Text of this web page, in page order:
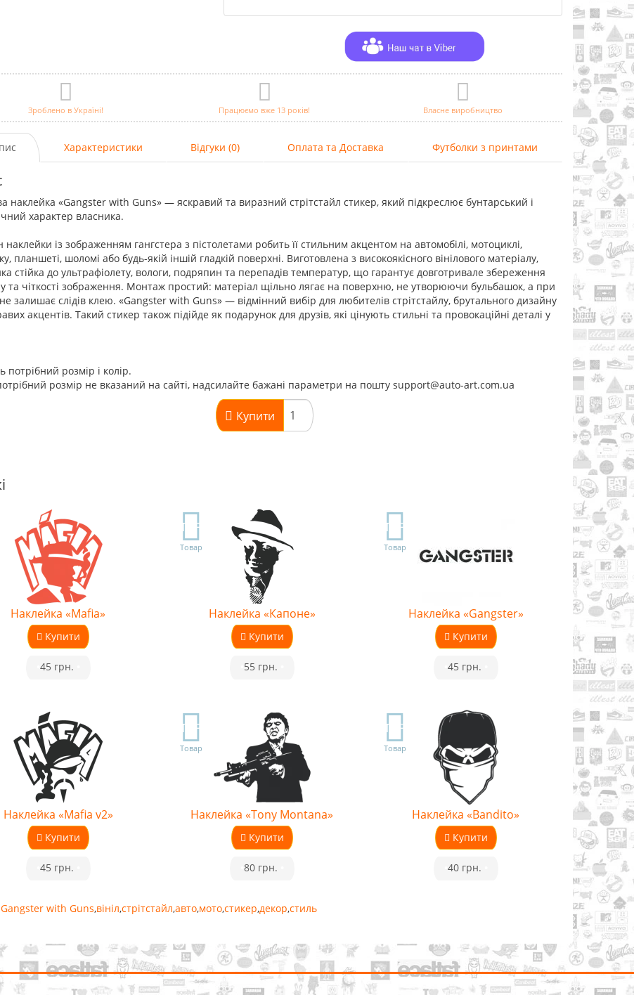
Зроблено в Україні! Працюємо вже 13 років! Власне виробництво
Характеристики Відгуки (0) Оплата та Доставка Футболки з принтами
наклейка «Gangster with Guns» — яскравий та виразний стрітстайл стикер, який підкреслює бунтарський і
характер власника.
із зображенням гангстера з пістолетами робить її стильним акцентом на автомобілі, мотоциклі,
планшеті, шоломі або будь-якій іншій гладкій поверхні. Виготовлена з високоякісного вінілового матеріалу,
стійка до ультрафіолету, вологи, подряпин та перепадів температур, що гарантує довготривале збереження
та чіткості зображення. Монтаж простий: матеріал щільно лягає на поверхню, не утворюючи бульбашок, а при
не залишає слідів клею. «Gangster with Guns» — відмінний вибір для любителів стрітстайлу, брутального дизайну
акцентів. Такий стикер також підійде як подарунок для друзів, які цінують стильні та провокаційні деталі у
потрібний розмір і колір.
розмір не вказаний на сайті, надсилайте бажані параметри на пошту support@auto-art.com.ua
Купити
Наклейка «Mafia»
Купити
45 грн.
TOP
Товар
Наклейка «Капоне»
Купити
55 грн.
TOP
Товар
Наклейка «Gangster»
Купити
45 грн.
Наклейка «Mafia v2»
Купити
45 грн.
TOP
Товар
Наклейка «Tony Montana»
Купити
80 грн.
TOP
Товар
Наклейка «Bandito»
Купити
40 грн.
Gangster with Guns,вініл,стрітстайл,авто,мото,стикер,декор,стиль